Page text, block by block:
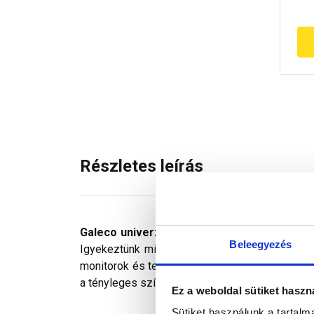
Beleegyezés
Ez a weboldal sütiket
Részletes leírás
Galeco univerzális végzáró
, az
Igyekeztünk minden technikailag lehetséges
monitorok és telefonok kijelzőin megjelenő
a tényleges színektől.